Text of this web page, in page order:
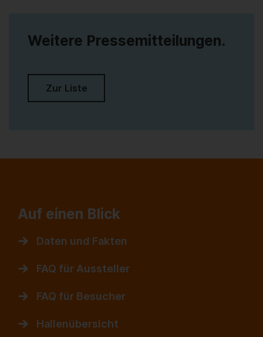
Weitere Pressemitteilungen.
Zur Liste
Auf einen Blick
Daten und Fakten
FAQ für Aussteller
FAQ für Besucher
Hallenübersicht